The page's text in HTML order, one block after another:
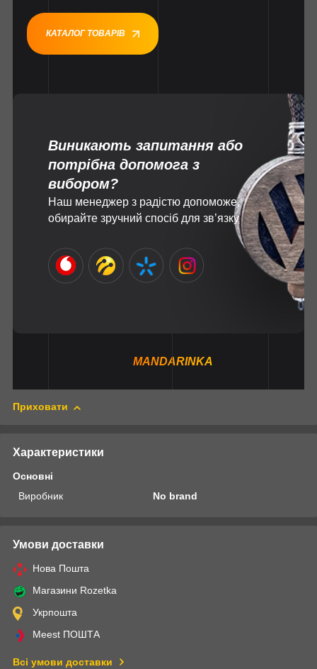
КАТАЛОГ ТОВАРІВ
Виникають запитання або
потрібна допомога з
вибором?
Наш менеджер з радістю допоможе,
обирайте зручний спосіб для зв’язку
MANDARINKA
Приховати
Характеристики
Основні
Виробник
No brand
Умови доставки
Нова Пошта
Магазини Rozetka
Укрпошта
Meest ПОШТА
Всі умови доставки